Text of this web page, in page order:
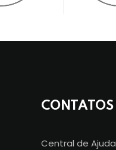
CONTATOS
Central de Ajuda